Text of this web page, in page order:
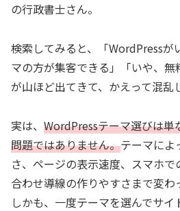
の行政書士さん。
検索してみると、「WordPressが
マの方が集客できる」「いや、
が山ほど出てきて、かえって混乱
実は、 WordPressテーマ選びは単
問題ではありません。テーマによ
さ、ページの表示速度、スマホ
合わせ導線の作りやすさまで変わ
しかも、一度テーマを選んでサイ